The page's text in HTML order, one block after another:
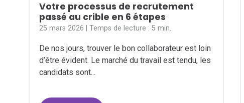
Votre processus de recrutement
passé au crible en 6 étapes
25 mars 2026 | Temps de lecture :5 min.
De nos jours, trouver le bon collaborateur est loin
d’être évident. Le marché du travail est tendu, les
candidats sont...